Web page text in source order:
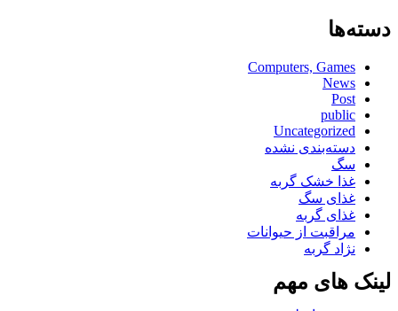
دسته‌ها
Computers, Games
News
Post
public
Uncategorized
دسته‌بندی نشده
سگ
غذا خشک گربه
غذای سگ
غذای گربه
مراقبت از حیوانات
نژاد گربه
لینک های مهم